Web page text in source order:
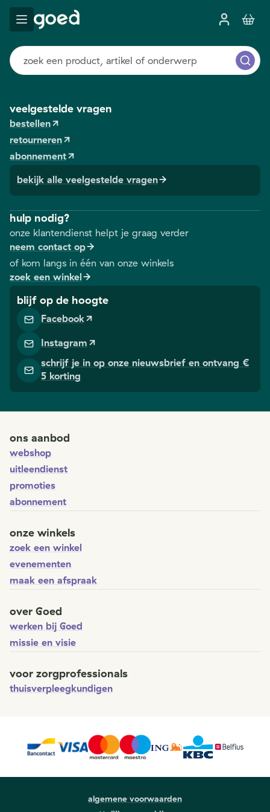
veelgestelde vragen
bestellen
retourneren
abonnement
bekijk alle veelgestelde vragen
hulp nodig?
onze klantendienst helpt je graag verder
neem contact op
of kom langs in één van onze winkels
zoek een winkel
blijf op de hoogte
Facebook
Instagram
schrijf je in op onze nieuwsbrief en ontvang €
5 korting
ons aanbod
webshop
uitleendienst
promoties
abonnement
onze winkels
zoek een winkel
evenementen
maak een afspraak
over Goed
werken bij Goed
missie en visie
voor zorgprofessionals
thuisverpleegkundigen
algemene voorwaarden